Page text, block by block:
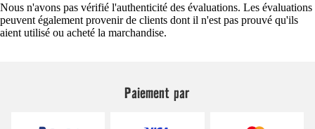
Nous n'avons pas vérifié l'authenticité des évaluations. Les évaluations
peuvent également provenir de clients dont il n'est pas prouvé qu'ils
aient utilisé ou acheté la marchandise.
Paiement par